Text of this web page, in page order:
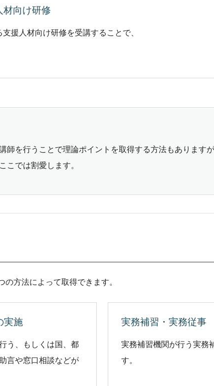
材向け研修
援人材向け研修を受講することで、
師を行うことで理論ポイントを取得する方法もあります
こでは割愛します。
方法によって取得できます。
実施
う、もしくは国、都
言や窓口相談などが
実務補習・実務従事
実務補習機関が行う実務
す。